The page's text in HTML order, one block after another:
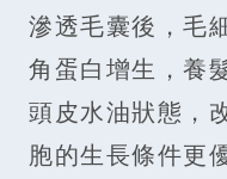
滲透毛囊後，毛
角蛋白增生，養
頭皮水油狀態，
胞的生長條件更